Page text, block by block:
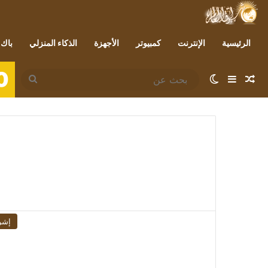
الرئيسية الإنترنت كمبيوتر الأجهزة الذكاء المنزلي
مقال عشوائي
إضافة عمود جانبي
الوضع المظلم
بحث
عن